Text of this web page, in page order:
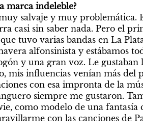
marca indeleble?
salvaje y muy problemática.
casi sin saber nada. Pero el
tuvo varias bandas en La
alfonsinista y estábamos
y una gran voz. Le gustaban
mis influencias venían más del
con esa impronta de la
siempre me gustaron.
como modelo de una fantasía
con las canciones de